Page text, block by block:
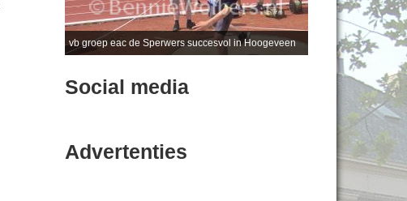
vb groep eac de Sperwers succesvol in Hoogeveen
Social media
Advertenties